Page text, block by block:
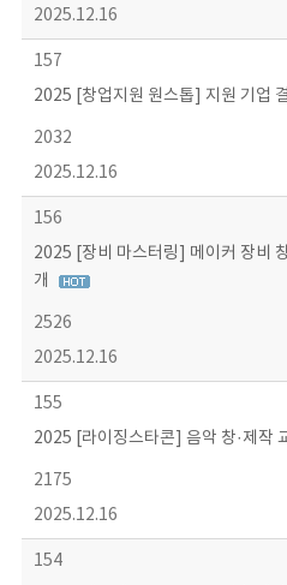
2025.12.16
157
2025 [창업지원 원스톱] 지원 기업
2032
2025.12.16
156
2025 [장비 마스터링] 메이커 장비
개
2526
2025.12.16
155
2025 [라이징스타콘] 음악 창·제작
2175
2025.12.16
154